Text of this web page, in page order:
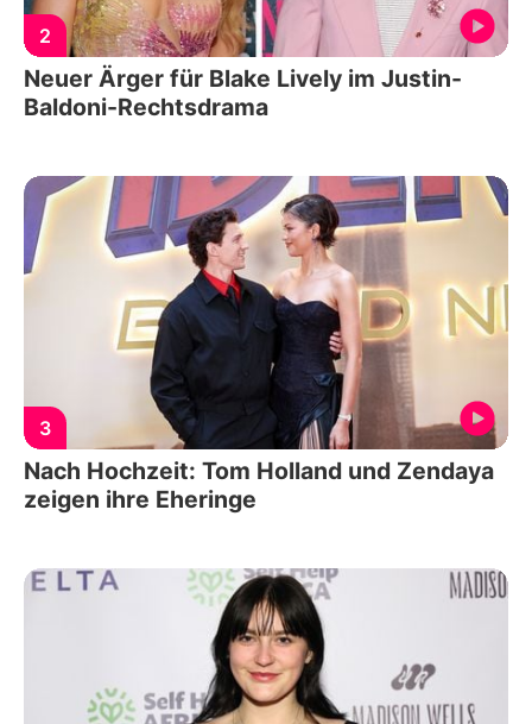
2
Neuer Ärger für Blake Lively im Justin-
Baldoni-Rechtsdrama
3
Nach Hochzeit: Tom Holland und Zendaya
zeigen ihre Eheringe